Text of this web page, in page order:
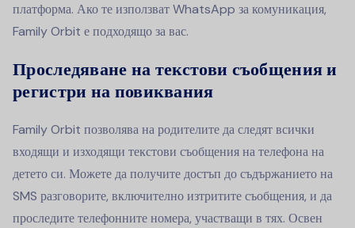
платформа. Ако те използват WhatsApp за комуникация,
Family Orbit е подходящо за вас.
Проследяване на текстови съобщения и
регистри на повиквания
Family Orbit позволява на родителите да следят всички
входящи и изходящи текстови съобщения на телефона на
детето си. Можете да получите достъп до съдържанието на
SMS разговорите, включително изтритите съобщения, и да
проследите телефонните номера, участващи в тях. Освен